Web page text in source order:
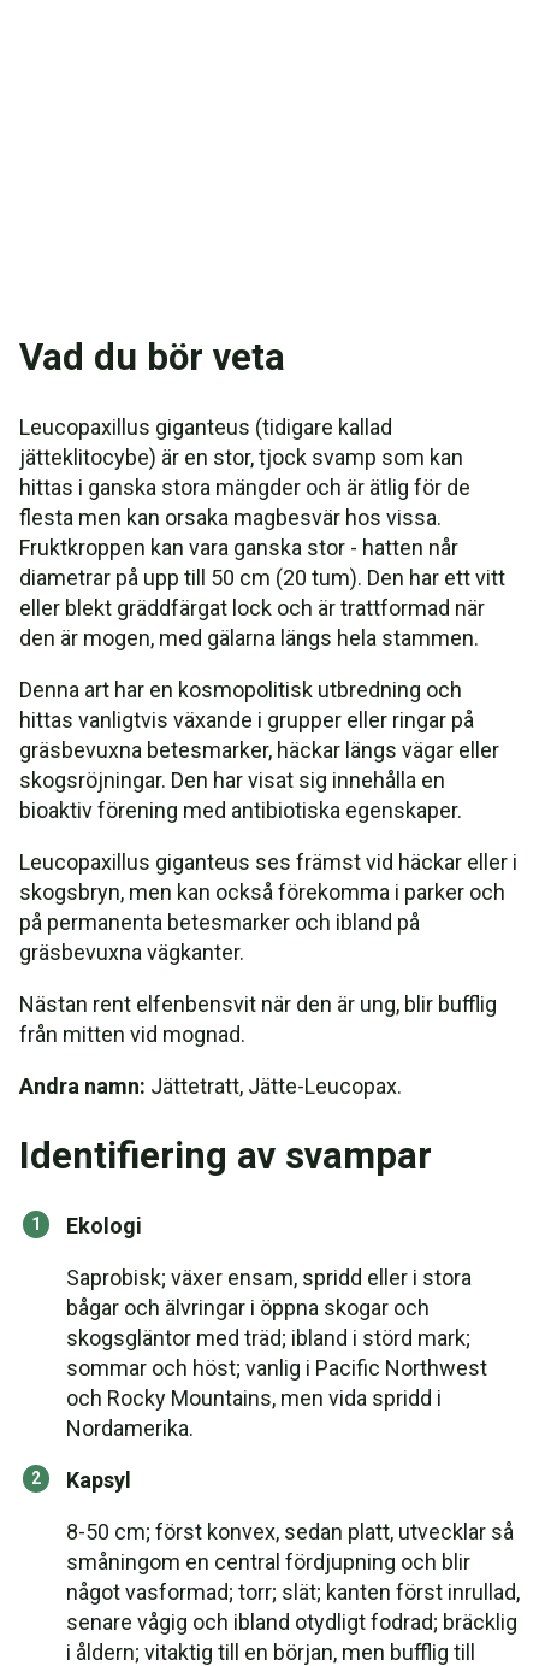
Vad du bör veta
Leucopaxillus giganteus (tidigare kallad
jätteklitocybe) är en stor, tjock svamp som kan
hittas i ganska stora mängder och är ätlig för de
flesta men kan orsaka magbesvär hos vissa.
Fruktkroppen kan vara ganska stor - hatten når
diametrar på upp till 50 cm (20 tum). Den har ett vitt
eller blekt gräddfärgat lock och är trattformad när
den är mogen, med gälarna längs hela stammen.
Denna art har en kosmopolitisk utbredning och
hittas vanligtvis växande i grupper eller ringar på
gräsbevuxna betesmarker, häckar längs vägar eller
skogsröjningar. Den har visat sig innehålla en
bioaktiv förening med antibiotiska egenskaper.
Leucopaxillus giganteus ses främst vid häckar eller i
skogsbryn, men kan också förekomma i parker och
på permanenta betesmarker och ibland på
gräsbevuxna vägkanter.
Nästan rent elfenbensvit när den är ung, blir bufflig
från mitten vid mognad.
Andra namn: Jättetratt, Jätte-Leucopax.
Identifiering av svampar
Ekologi
Saprobisk; växer ensam, spridd eller i stora
bågar och älvringar i öppna skogar och
skogsgläntor med träd; ibland i störd mark;
sommar och höst; vanlig i Pacific Northwest
och Rocky Mountains, men vida spridd i
Nordamerika.
Kapsyl
8-50 cm; först konvex, sedan platt, utvecklar så
småningom en central fördjupning och blir
något vasformad; torr; slät; kanten först inrullad,
senare vågig och ibland otydligt fodrad; bräcklig
i åldern; vitaktig till en början, men bufflig till